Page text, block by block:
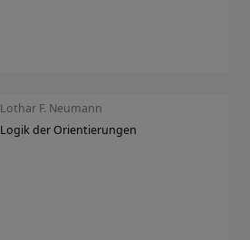
Lothar F. Neumann
Logik der Orientierungen